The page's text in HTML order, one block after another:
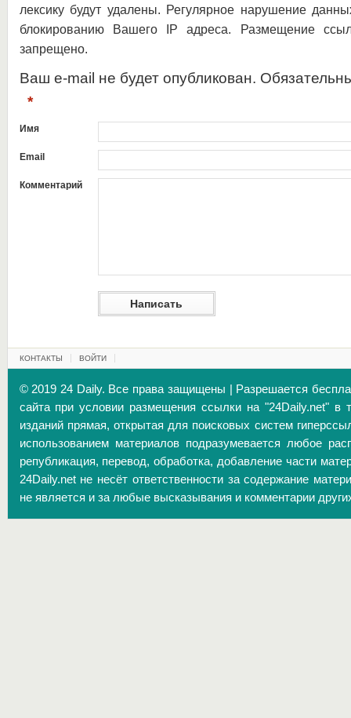
лексику будут удалены. Регулярное нарушение
блокированию Вашего IP адреса. Размещение
запрещено.
Ваш e-mail не будет опубликован.
*
Имя
Email
Комментарий
КОНТАКТЫ ВОЙТИ
© 2019 24 Daily. Все права защищены | Разрешается
сайта при условии размещения ссылки на "24Daily.net" в
изданий прямая, открытая для поисковых систем
использованием материалов подразумевается любое
републикация, перевод, обработка, добавление части
24Daily.net не несёт ответственности за содержание
не является и за любые высказывания и комментарии